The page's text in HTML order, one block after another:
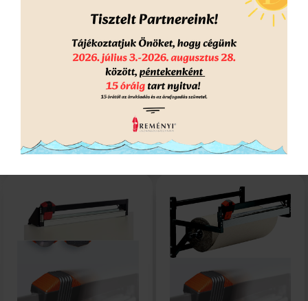
2 tekercses
2vágókéses
tekercstartó állvány
RÉSZLETEK
Asztali tekercstartó
RÉSZLETEK